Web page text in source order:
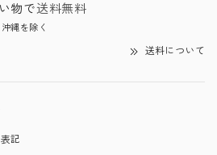
物で送料無料
縄を除く
送料について
記